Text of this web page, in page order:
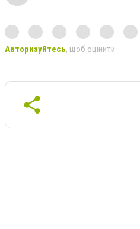
Авторизуйтесь, щоб оцінити